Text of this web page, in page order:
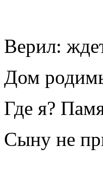
Верил:
Дом
Где я?
Сыну не